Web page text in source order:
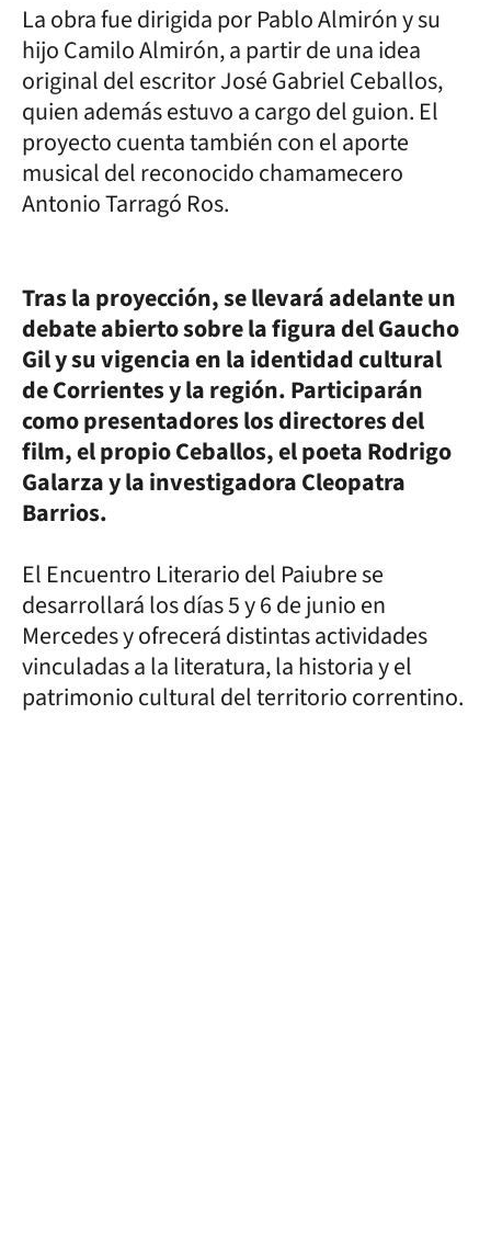
La obra fue dirigida por Pablo Almirón y su
hijo Camilo Almirón, a partir de una idea
original del escritor José Gabriel Ceballos,
quien además estuvo a cargo del guion. El
proyecto cuenta también con el aporte
musical del reconocido chamamecero
Antonio Tarragó Ros.
Tras la proyección, se llevará adelante un
debate abierto sobre la figura del Gaucho
Gil y su vigencia en la identidad cultural
de Corrientes y la región. Participarán
como presentadores los directores del
film, el propio Ceballos, el poeta Rodrigo
Galarza y la investigadora Cleopatra
Barrios.
El Encuentro Literario del Paiubre se
desarrollará los días 5 y 6 de junio en
Mercedes y ofrecerá distintas actividades
vinculadas a la literatura, la historia y el
patrimonio cultural del territorio correntino.